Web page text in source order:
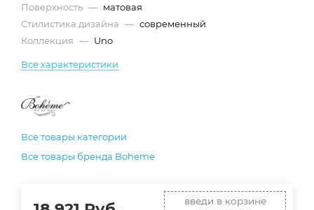
Поверхность — матовая
Стилистика дизайна — современный
Коллекция — Uno
Все характеристики
Все товары категории
Все товары бренда Boheme
введи в корзине